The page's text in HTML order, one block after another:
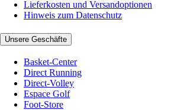
Lieferkosten und Versandoptionen
Hinweis zum Datenschutz
Unsere Geschäfte
Basket-Center
Direct Running
Direct-Volley
Espace Golf
Foot-Store